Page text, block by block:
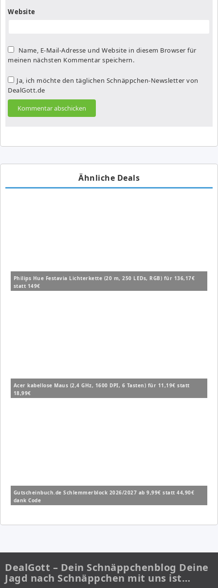
Website
Name, E-Mail-Adresse und Website in diesem Browser für
meinen nächsten Kommentar speichern.
Ja, ich möchte den täglichen Schnäppchen-Newsletter von
DealGott.de
Ähnliche Deals
Philips Hue Festavia Lichterkette (20 m, 250 LEDs, RGB) für 136,17€
statt 149€
Acer kabellose Maus (2,4 GHz, 1600 DPI, 6 Tasten) für 11,19€ statt
18,99€
Gutscheinbuch.de Schlemmerblock 2026/2027 ab 9,99€ statt 44,90€
dank Code
DealGott – Dein Schnäppchenblog Deine
Jagd nach Schnäppchen mit uns ist…